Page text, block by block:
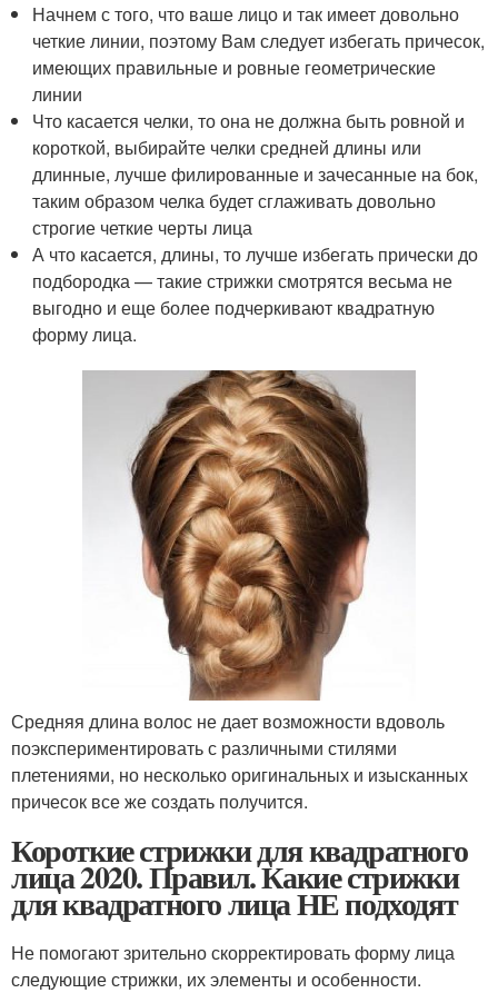
Начнем с того, что ваше лицо и так имеет довольно
четкие линии, поэтому Вам следует избегать причесок,
имеющих правильные и ровные геометрические
линии
Что касается челки, то она не должна быть ровной и
короткой, выбирайте челки средней длины или
длинные, лучше филированные и зачесанные на бок,
таким образом челка будет сглаживать довольно
строгие четкие черты лица
А что касается, длины, то лучше избегать прически до
подбородка — такие стрижки смотрятся весьма не
выгодно и еще более подчеркивают квадратную
форму лица.
Средняя длина волос не дает возможности вдоволь
поэкспериментировать с различными стилями
плетениями, но несколько оригинальных и изысканных
причесок все же создать получится.
Короткие стрижки для квадратного
лица 2020. Правил. Какие стрижки
для квадратного лица НЕ подходят
Не помогают зрительно скорректировать форму лица
следующие стрижки, их элементы и особенности.